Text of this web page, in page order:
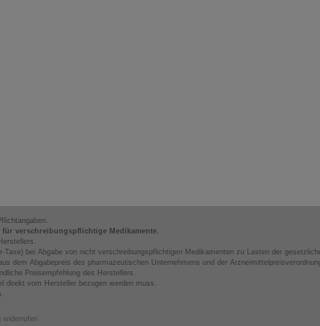
verschreibungspflichtige Medikamente.
bei Abgabe von nicht verschreibungspflichtigen Medikamenten zu Lasten der
dem Abgabepreis des pharmazeutischen Unternehmens und der
Preisempfehlung des Herstellers.
direkt vom Hersteller bezogen werden muss.
widerrufen